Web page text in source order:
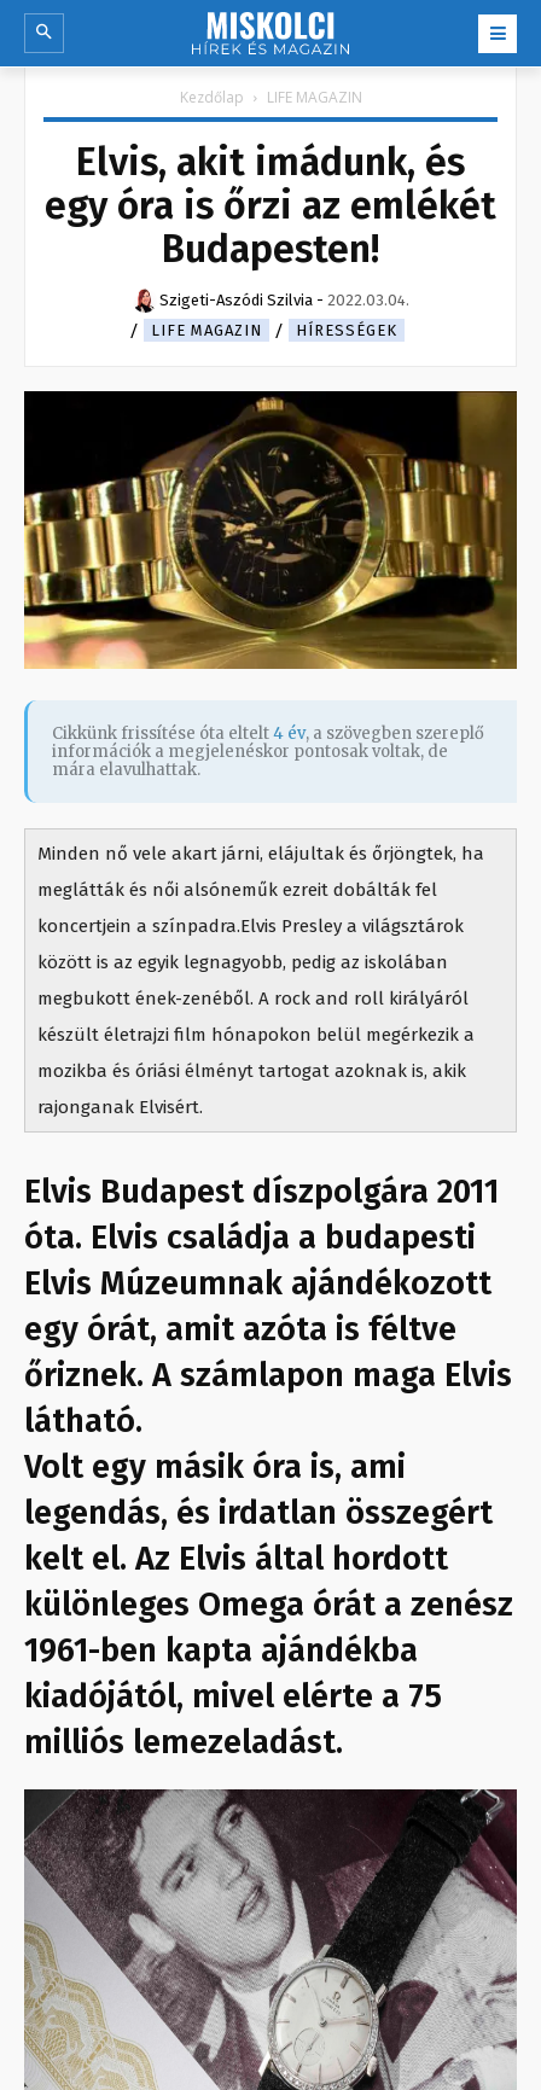
Kezdőlap LIFE MAGAZIN
Elvis, akit imádunk, és
egy óra is őrzi az emlékét
Budapesten!
Szigeti-Aszódi Szilvia - 2022.03.04.
LIFE MAGAZIN
HÍRESSÉGEK
Cikkünk frissítése óta eltelt4 év, a szövegben szereplő
információk a megjelenéskor pontosak voltak, de
mára elavulhattak.
Minden nő vele akart járni, elájultak és őrjöngtek, ha
meglátták és női alsóneműk ezreit dobálták fel
koncertjein a színpadra.Elvis Presley a világsztárok
között is az egyik legnagyobb, pedig az iskolában
megbukott ének-zenéből. A rock and roll királyáról
készült életrajzi film hónapokon belül megérkezik a
mozikba és óriási élményt tartogat azoknak is, akik
rajonganak Elvisért.
Elvis Budapest díszpolgára 2011
óta. Elvis családja a budapesti
Elvis Múzeumnak ajándékozott
egy órát, amit azóta is féltve
őriznek. A számlapon maga Elvis
látható.
Volt egy másik óra is, ami
legendás, és irdatlan összegért
kelt el. Az Elvis által hordott
különleges Omega órát a zenész
1961-ben kapta ajándékba
kiadójától, mivel elérte a 75
milliós lemezeladást.